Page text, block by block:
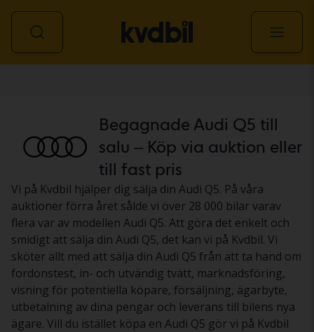
Begagnade Audi Q5 till
salu – Köp via auktion eller
till fast pris
Vi på Kvdbil hjälper dig sälja din Audi Q5. På våra
auktioner förra året sålde vi över 28 000 bilar varav
flera var av modellen Audi Q5. Att göra det enkelt och
smidigt att sälja din Audi Q5, det kan vi på Kvdbil. Vi
sköter allt med att sälja din Audi Q5 från att ta hand om
fordonstest, in- och utvändig tvätt, marknadsföring,
visning för potentiella köpare, försäljning, ägarbyte,
utbetalning av dina pengar och leverans till bilens nya
ägare. Vill du istället köpa en Audi Q5 gör vi på Kvdbil